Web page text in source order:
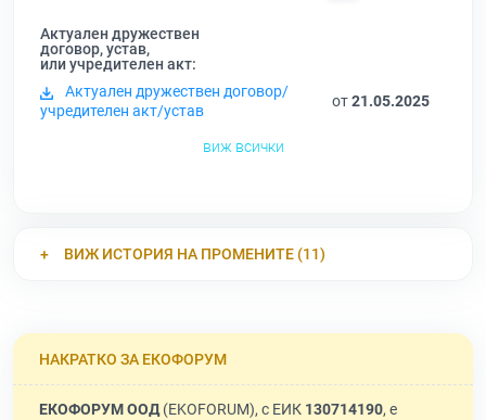
Актуален дружествен
договор, устав,
или учредителен акт:
Актуален дружествен договор/
учредителен акт/устав
от21.05.2025
виж всички
ВИЖ ИСТОРИЯ НА ПРОМЕНИТЕ (11)
НАКРАТКО ЗА ЕКОФОРУМ
ЕКОФОРУМ ООД(EKOFORUM), с ЕИК 130714190, е